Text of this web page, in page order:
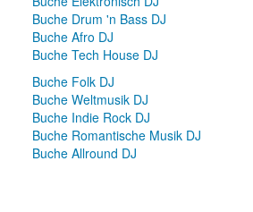
Buche Drum 'n Bass DJ
Buche Afro DJ
Buche Tech House DJ
Buche Folk DJ
Buche Weltmusik DJ
Buche Indie Rock DJ
Buche Romantische Musik DJ
Buche Allround DJ